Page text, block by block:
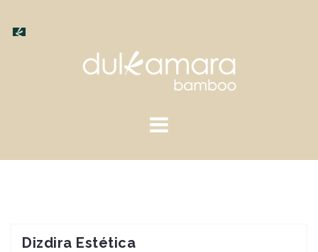
Dizdira Estética